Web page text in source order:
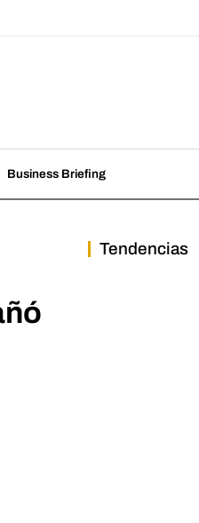
Business Briefing
Tendencias